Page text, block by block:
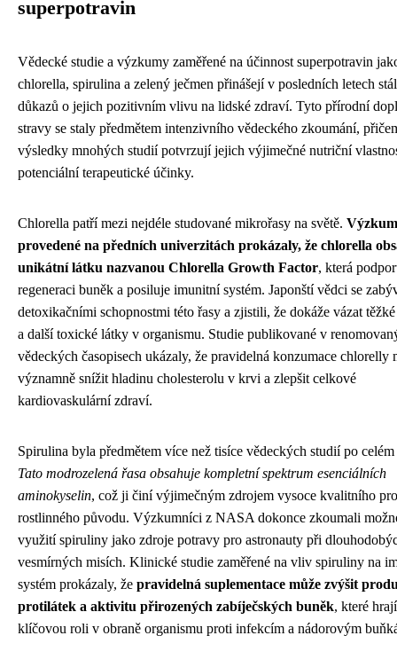
superpotravin
Vědecké studie a výzkumy zaměřené na účinnost superpotravin
chlorella, spirulina a zelený ječmen přinášejí v posledních letech
důkazů o jejich pozitivním vlivu na lidské zdraví. Tyto přírodní
stravy se staly předmětem intenzivního vědeckého zkoumání,
výsledky mnohých studií potvrzují jejich výjimečné nutriční
potenciální terapeutické účinky.
Chlorella patří mezi nejdéle studované mikrořasy na světě.
provedené na předních univerzitách prokázaly, že chlorella
unikátní látku nazvanou Chlorella Growth Factor, která
regeneraci buněk a posiluje imunitní systém. Japonští vědci se
detoxikačními schopnostmi této řasy a zjistili, že dokáže vázat
a další toxické látky v organismu. Studie publikované v
vědeckých časopisech ukázaly, že pravidelná konzumace chlorelly
významně snížit hladinu cholesterolu v krvi a zlepšit celkové
kardiovaskulární zdraví.
Spirulina byla předmětem více než tisíce vědeckých studií po celém
Tato modrozelená řasa obsahuje kompletní spektrum esenciálních
aminokyselin, což ji činí výjimečným zdrojem vysoce kvalitního
rostlinného původu. Výzkumníci z NASA dokonce zkoumali
využití spiruliny jako zdroje potravy pro astronauty při
vesmírných misích. Klinické studie zaměřené na vliv spiruliny na
systém prokázaly, že pravidelná suplementace může zvýšit
protilátek a aktivitu přirozených zabíječských buněk, které hrají
klíčovou roli v obraně organismu proti infekcím a nádorovým